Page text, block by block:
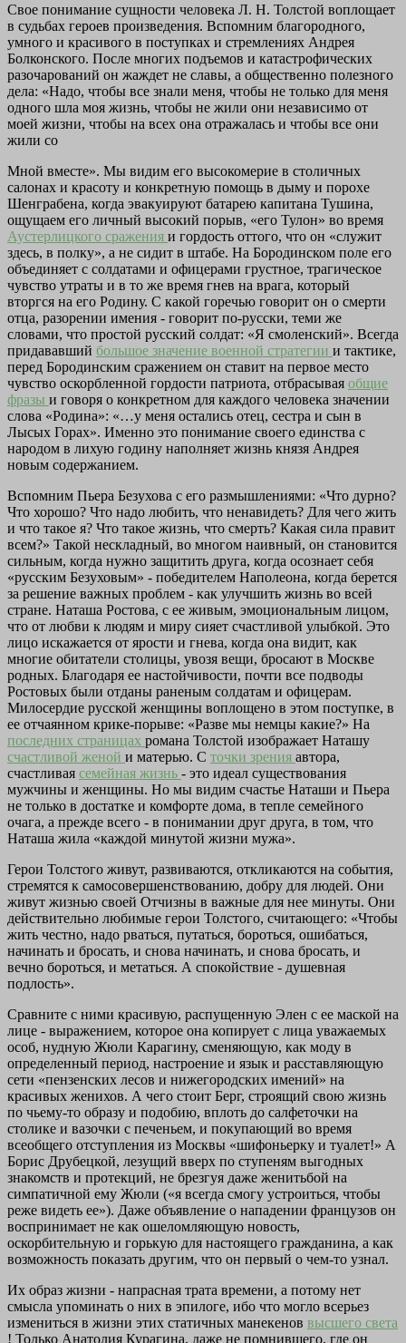
Свое понимание сущности человека Л. Н. Толстой воплощает
в судьбах героев произведения. Вспомним благородного,
умного и красивого в поступках и стремлениях Андрея
Болконского. После многих подъемов и катастрофических
разочарований он жаждет не славы, а общественно полезного
дела: «Надо, чтобы все знали меня, чтобы не только для меня
одного шла моя жизнь, чтобы не жили они независимо от
моей жизни, чтобы на всех она отражалась и чтобы все они
жили со
Мной вместе». Мы видим его высокомерие в столичных
салонах и красоту и конкретную помощь в дыму и порохе
Шенграбена, когда эвакуируют батарею капитана Тушина,
ощущаем его личный высокий порыв, «его Тулон» во время
Аустерлицкого сражения и гордость оттого, что он «служит
здесь, в полку», а не сидит в штабе. На Бородинском поле его
объединяет с солдатами и офицерами грустное, трагическое
чувство утраты и в то же время гнев на врага, который
вторгся на его Родину. С какой горечью говорит он о смерти
отца, разорении имения - говорит по-русски, теми же
словами, что простой русский солдат: «Я смоленский». Всегда
придававший большое значение военной стратегии и тактике,
перед Бородинским сражением он ставит на первое место
чувство оскорбленной гордости патриота, отбрасывая общие
фразы и говоря о конкретном для каждого человека значении
слова «Родина»: «…у меня остались отец, сестра и сын в
Лысых Горах». Именно это понимание своего единства с
народом в лихую годину наполняет жизнь князя Андрея
новым содержанием.
Вспомним Пьера Безухова с его размышлениями: «Что дурно?
Что хорошо? Что надо любить, что ненавидеть? Для чего жить
и что такое я? Что такое жизнь, что смерть? Какая сила правит
всем?» Такой нескладный, во многом наивный, он становится
сильным, когда нужно защитить друга, когда осознает себя
«русским Безуховым» - победителем Наполеона, когда берется
за решение важных проблем - как улучшить жизнь во всей
стране. Наташа Ростова, с ее живым, эмоциональным лицом,
что от любви к людям и миру сияет счастливой улыбкой. Это
лицо искажается от ярости и гнева, когда она видит, как
многие обитатели столицы, увозя вещи, бросают в Москве
родных. Благодаря ее настойчивости, почти все подводы
Ростовых были отданы раненым солдатам и офицерам.
Милосердие русской женщины воплощено в этом поступке, в
ее отчаянном крике-порыве: «Разве мы немцы какие?» На
последних страницах романа Толстой изображает Наташу
счастливой женой и матерью. С точки зрения автора,
счастливая семейная жизнь - это идеал существования
мужчины и женщины. Но мы видим счастье Наташи и Пьера
не только в достатке и комфорте дома, в тепле семейного
очага, а прежде всего - в понимании друг друга, в том, что
Наташа жила «каждой минутой жизни мужа».
Герои Толстого живут, развиваются, откликаются на события,
стремятся к самосовершенствованию, добру для людей. Они
живут жизнью своей Отчизны в важные для нее минуты. Они
действительно любимые герои Толстого, считающего: «Чтобы
жить честно, надо рваться, путаться, бороться, ошибаться,
начинать и бросать, и снова начинать, и снова бросать, и
вечно бороться, и метаться. А спокойствие - душевная
подлость».
Сравните с ними красивую, распущенную Элен с ее маской на
лице - выражением, которое она копирует с лица уважаемых
особ, нудную Жюли Карагину, сменяющую, как моду в
определенный период, настроение и язык и расставляющую
сети «пензенских лесов и нижегородских имений» на
красивых женихов. А чего стоит Берг, строящий свою жизнь
по чьему-то образу и подобию, вплоть до салфеточки на
столике и вазочки с печеньем, и покупающий во время
всеобщего отступления из Москвы «шифоньерку и туалет!» А
Борис Друбецкой, лезущий вверх по ступеням выгодных
знакомств и протекций, не брезгуя даже женитьбой на
симпатичной ему Жюли («я всегда смогу устроиться, чтобы
реже видеть ее»). Даже объявление о нападении французов он
воспринимает не как ошеломляющую новость,
оскорбительную и горькую для настоящего гражданина, а как
возможность показать другим, что он первый о чем-то узнал.
Их образ жизни - напрасная трата времени, а потому нет
смысла упоминать о них в эпилоге, ибо что могло всерьез
измениться в жизни этих статичных манекенов высшего света
! Только Анатолия Курагина, даже не помнившего, где он